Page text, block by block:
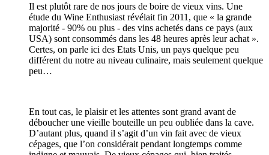
Il est plutôt rare de nos jours de boire de vieux vins. Une
étude du Wine Enthusiast révélait fin 2011, que « la grande
majorité - 90% ou plus - des vins achetés dans ce pays (aux
USA) sont consommés dans les 48 heures après leur achat ».
Certes, on parle ici des Etats Unis, un pays quelque peu
différent du notre au niveau culinaire, mais seulement quelque
peu…
En tout cas, le plaisir et les attentes sont grand avant de
déboucher une vieille bouteille un peu oubliée dans la cave.
D’autant plus, quand il s’agit d’un vin fait avec de vieux
cépages, que l’on considérait pendant longtemps comme